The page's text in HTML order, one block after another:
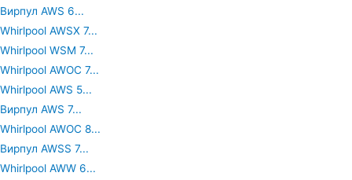
Вирпул AWS 6...
Whirlpool AWSX 7...
Whirlpool WSM 7...
Whirlpool AWOC 7...
Whirlpool AWS 5...
Вирпул AWS 7...
Whirlpool AWOC 8...
Вирпул AWSS 7...
Whirlpool AWW 6...